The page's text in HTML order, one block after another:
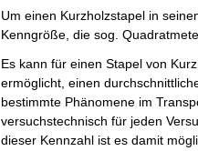
Um einen Kurzholzstapel in
Kenngröße, die sog.
Es kann für einen Stapel von
ermöglicht, einen
bestimmte Phänomene im
versuchstechnisch für jeden
dieser Kennzahl ist es damit